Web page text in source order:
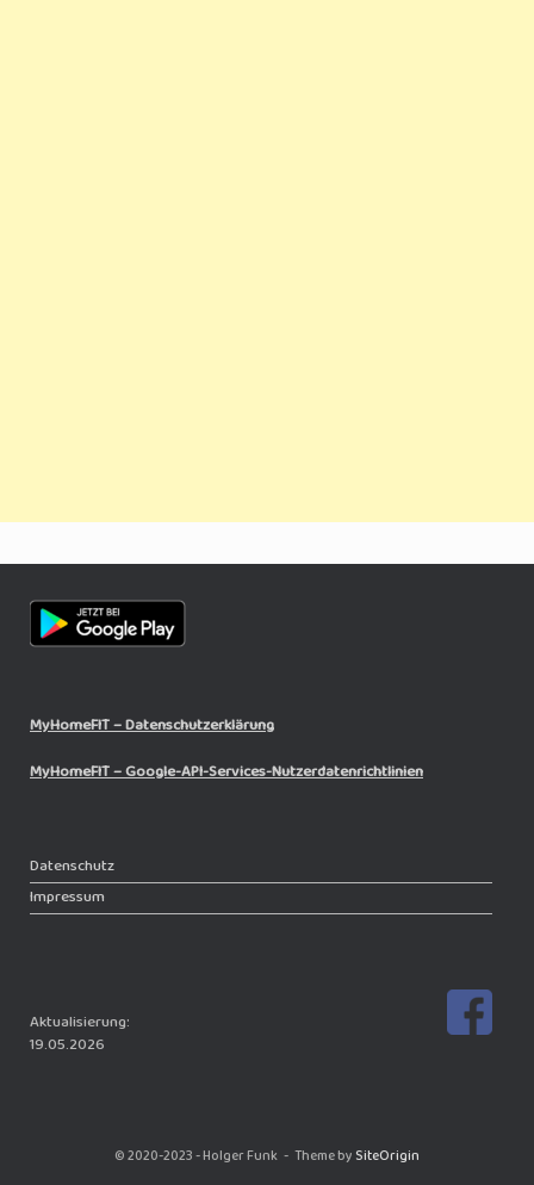
MyHomeFIT – Datenschutzerklärung
MyHomeFIT – Google-API-Services-Nutzerdatenrichtlinien
Datenschutz
Impressum
Aktualisierung:
19.05.2026
© 2020-2023 - Holger Funk Theme by SiteOrigin